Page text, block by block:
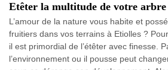
Etêter la multitude de votre
L’amour de la nature vous habite et
fruitiers dans vos terrains à Etiolles ?
il est primordial de l’étêter avec finesse.
l’environnement ou il pousse peut